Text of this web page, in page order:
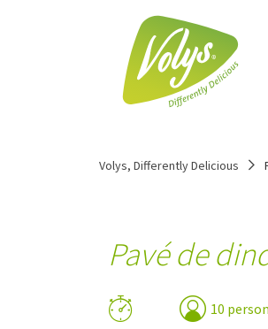
Volys, Differently Delicious
Pavé de
10